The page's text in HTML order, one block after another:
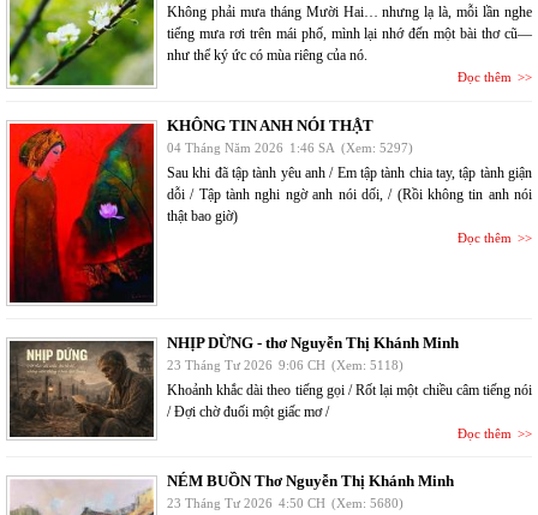
Không phải mưa tháng Mười Hai… nhưng lạ là, mỗi lần nghe
tiếng mưa rơi trên mái phố, mình lại nhớ đến một bài thơ cũ—
như thể ký ức có mùa riêng của nó.
Đọc thêm
KHÔNG TIN ANH NÓI THẬT
04 Tháng Năm 2026 1:46 SA (Xem: 5297)
Sau khi đã tập tành yêu anh / Em tập tành chia tay, tập tành giận
dỗi / Tập tành nghi ngờ anh nói dối, / (Rồi không tin anh nói
thật bao giờ)
Đọc thêm
NHỊP DỪNG - thơ Nguyễn Thị Khánh Minh
23 Tháng Tư 2026 9:06 CH (Xem: 5118)
Khoảnh khắc dài theo tiếng gọi / Rốt lại một chiều câm tiếng nói
/ Đợi chờ đuối một giấc mơ /
Đọc thêm
NÉM BUỒN Thơ Nguyễn Thị Khánh Minh
23 Tháng Tư 2026 4:50 CH (Xem: 5680)